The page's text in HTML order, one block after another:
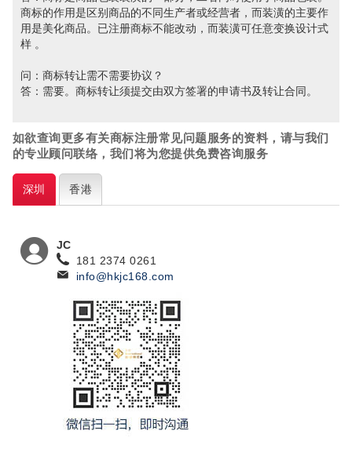
商标的作用是区别商品的不同生产者或经营者，而装潢的主要作
用是美化商品。已注册商标不能改动，而装潢可任意变换设计式
样 。
问：商标转让需不需要协议？
答：需要。商标转让须提交由双方签署的申请书及转让合同。
如欲查询更多有关商标注册常见问题服务的资料，请与我们
的专业顾问联络，我们将为您提供免费咨询服务
深圳 香港
JC
181 2374 0261
info@hkjc168.com